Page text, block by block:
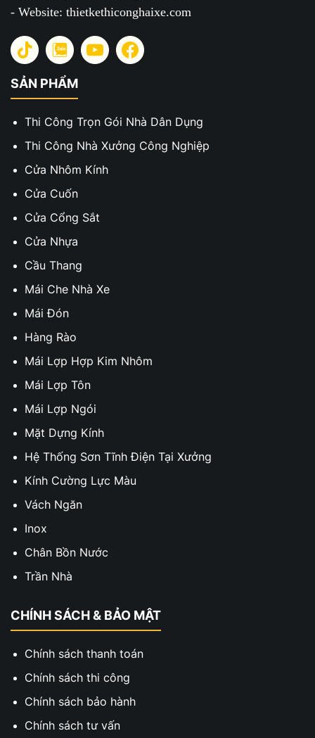
- Website: thietkethiconghaixe.com
SẢN PHẨM
Thi Công Trọn Gói Nhà Dân Dụng
Thi Công Nhà Xưởng Công Nghiệp
Cửa Nhôm Kính
Cửa Cuốn
Cửa Cổng Sắt
Cửa Nhựa
Cầu Thang
Mái Che Nhà Xe
Mái Đón
Hàng Rào
Mái Lợp Hợp Kim Nhôm
Mái Lợp Tôn
Mái Lợp Ngói
Mặt Dựng Kính
Hệ Thống Sơn Tĩnh Điện Tại Xưởng
Kính Cường Lực Màu
Vách Ngăn
Inox
Chân Bồn Nước
Trần Nhà
CHÍNH SÁCH & BẢO MẬT
Chính sách thanh toán
Chính sách thi công
Chính sách bảo hành
Chính sách tư vấn